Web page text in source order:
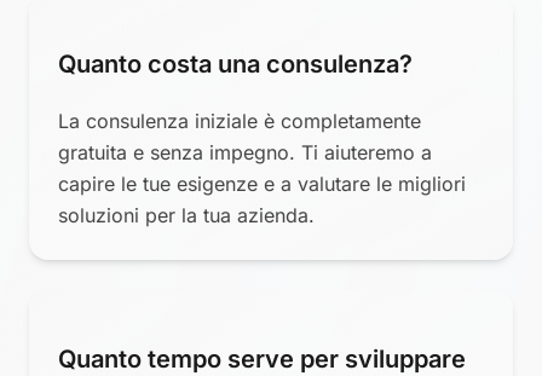
Quanto costa una consulenza?
La consulenza iniziale è completamente
gratuita e senza impegno. Ti aiuteremo a
capire le tue esigenze e a valutare le migliori
soluzioni per la tua azienda.
Quanto tempo serve per sviluppare